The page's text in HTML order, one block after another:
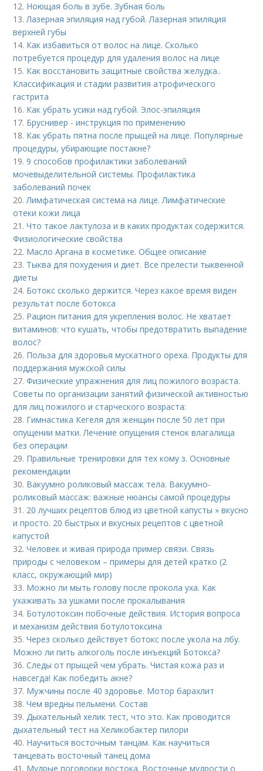
12. Ноющая боль в зубе. Зубная боль
13.Лазерная эпиляция над губой. Лазерная эпиляция
верхней губы
14. Как избавиться от волос на лице. Сколько
потребуется процедур для удаления волос на лице
15. Как восстановить защитные свойства желудка..
Классификация и стадии развития атрофического
гастрита
16. Как убрать усики над губой. Элос-эпиляция
17. Бруснивер - инструкция по применению
18. Как убрать пятна после прыщей на лице. Популярные
процедуры, убирающие постакне?
19.9 способов профилактики заболеваний
мочевыделительной системы. Профилактика
заболеваний почек
20.Лимфатическая система на лице. Лимфатические
отеки кожи лица
21.Что такое лактулоза и в каких продуктах содержится.
Физиологические свойства
22. Масло Аргана в косметике. Общее описание
23. Тыква для похудения и диет. Все прелести тыквенной
диеты
24. Ботокс сколько держится. Через какое время виден
результат после ботокса
25. Рацион питания для укрепления волос. Не хватает
витаминов: что кушать, чтобы предотвратить выпадение
волос?
26. Польза для здоровья мускатного ореха. Продукты для
поддержания мужской силы
27.Физические упражнения для лиц пожилого возраста.
Советы по организации занятий физической активностью
для лиц пожилого и старческого возраста:
28. Гимнастика Кегеля для женщин после 50 лет при
опущении матки. Лечение опущения стенок влагалища
без операции
29. Правильные тренировки для тех кому з. Основные
рекомендации
30. Вакуумно роликовый массаж тела. Вакуумно-
роликовый массаж: важные нюансы самой процедуры
31. 20 лучших рецептов блюд из цветной капусты » вкусно
и просто. 20 быстрых и вкусных рецептов с цветной
капустой
32.Человек и живая природа пример связи. Связь
природы с человеком – примеры для детей кратко (2
класс, окружающий мир)
33. Можно ли мыть голову после прокола уха. Как
ухаживать за ушками после прокалывания
34. Ботулотоксин побочные действия. История вопроса
и механизм действия ботулотоксина
35.Через сколько действует ботокс после укола на лбу.
Можно ли пить алкоголь после инъекций Ботокса?
36.Следы от прыщей чем убрать. Чистая кожа раз и
навсегда! Как победить акне?
37. Мужчины после 40 здоровье. Мотор барахлит
38.Чем вредны пельмени. Состав
39.Дыхательный хелик тест, что это. Как проводится
дыхательный тест на Хеликобактер пилори
40. Научиться восточным танцам. Как научиться
танцевать восточный танец дома
41. Мудрые поговорки востока. Восточные мудрости о